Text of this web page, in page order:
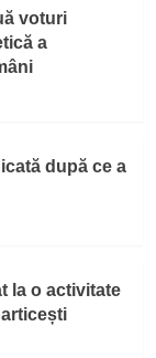
voturi
a
după ce a
la o activitate